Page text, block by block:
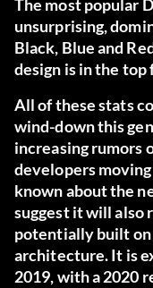
The most popular
unsurprising,
Black, Blue and
design is in the top
All of these stats
wind-down this
increasing rumors
developers
known about the
suggest it will also
potentially built on
architecture. It is
2019, with a 2020